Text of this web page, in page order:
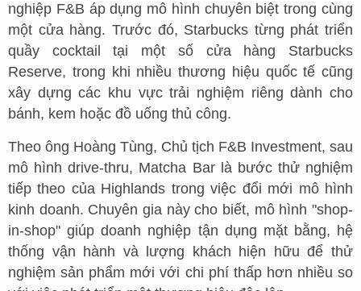
nghiệp F&B áp dụng mô hình chuyên biệt trong cùng
một cửa hàng. Trước đó, Starbucks từng phát triển
quầy cocktail tại một số cửa hàng Starbucks
Reserve, trong khi nhiều thương hiệu quốc tế cũng
xây dựng các khu vực trải nghiệm riêng dành cho
bánh, kem hoặc đồ uống thủ công.
Theo ông Hoàng Tùng, Chủ tịch F&B Investment, sau
mô hình drive-thru, Matcha Bar là bước thử nghiệm
tiếp theo của Highlands trong việc đổi mới mô hình
kinh doanh. Chuyên gia này cho biết, mô hình "shop-
in-shop" giúp doanh nghiệp tận dụng mặt bằng, hệ
thống vận hành và lượng khách hiện hữu để thử
nghiệm sản phẩm mới với chi phí thấp hơn nhiều so